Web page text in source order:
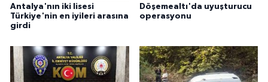
Antalya'nın iki lisesi
Türkiye'nin en iyileri arasına
girdi
Döşemealtı'da uyuşturucu
operasyonu